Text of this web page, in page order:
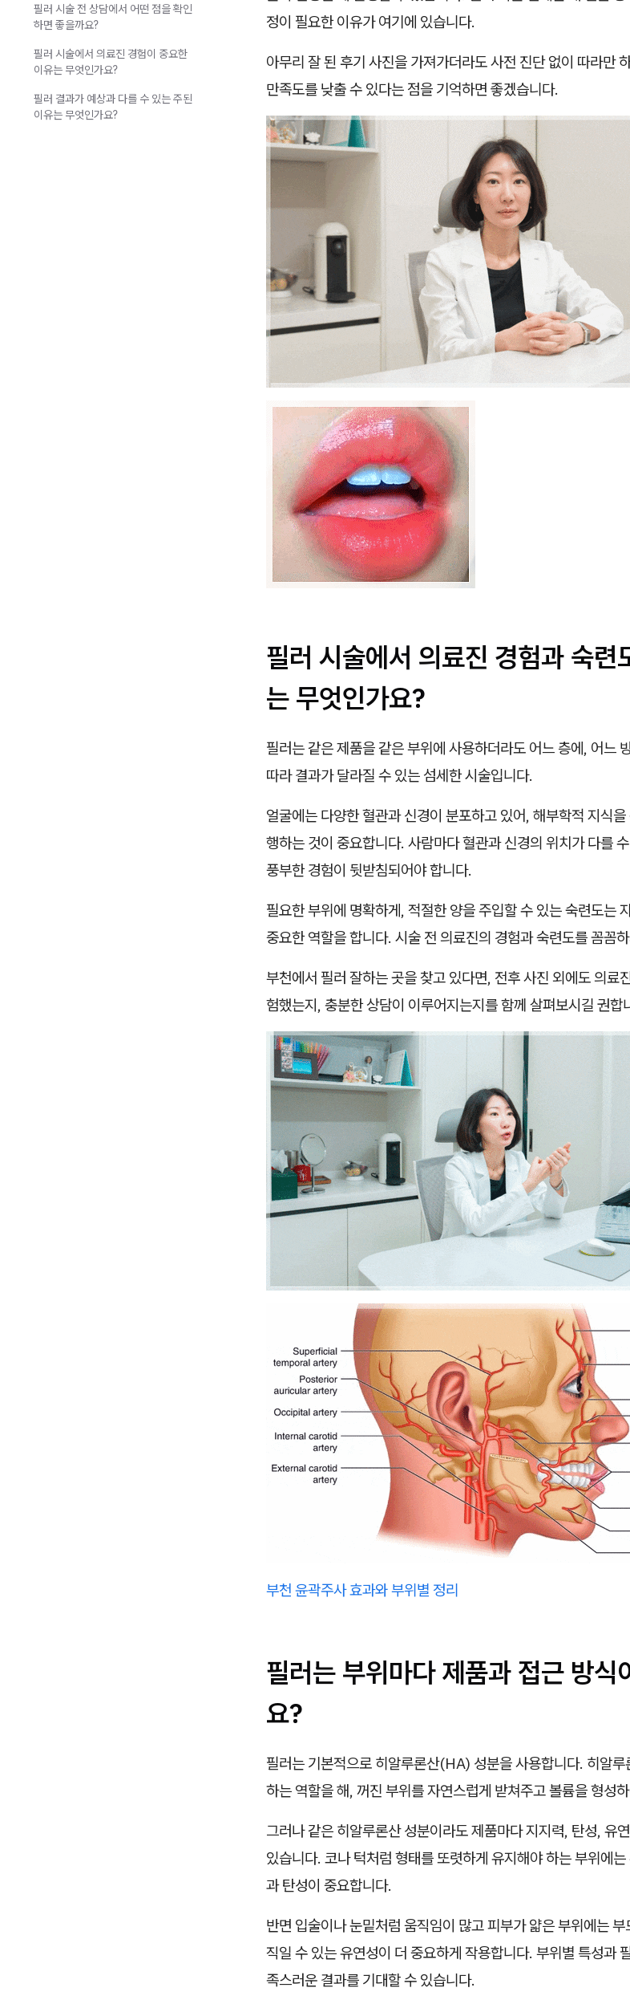
정이 필요한 이유가 여기에 있습니다.
아무리 잘 된 후기 사진을 가져가더라도 사전 진단 없이 따라만
만족도를 낮출 수 있다는 점을 기억하면 좋겠습니다.
필러 시술에서 의료진 경험과 숙련
는 무엇인가요?
필러는 같은 제품을 같은 부위에 사용하더라도 어느 층에, 어느
따라 결과가 달라질 수 있는 섬세한 시술입니다.
얼굴에는 다양한 혈관과 신경이 분포하고 있어, 해부학적 지식
행하는 것이 중요합니다. 사람마다 혈관과 신경의 위치가 다를
풍부한 경험이 뒷받침되어야 합니다.
필요한 부위에 명확하게, 적절한 양을 주입할 수 있는 숙련도는
중요한 역할을 합니다. 시술 전 의료진의 경험과 숙련도를 꼼꼼
부천에서 필러 잘하는 곳을 찾고 있다면, 전후 사진 외에도 의료
험했는지, 충분한 상담이 이루어지는지를 함께 살펴보시길 권합
부천 윤곽주사 효과와 부위별 정리
필러는 부위마다 제품과 접근 방식
요?
필러는 기본적으로 히알루론산(HA) 성분을 사용합니다. 히알루
하는 역할을 해, 꺼진 부위를 자연스럽게 받쳐주고 볼륨을 형성
그러나 같은 히알루론산 성분이라도 제품마다 지지력, 탄성, 유
있습니다. 코나 턱처럼 형태를 또렷하게 유지해야 하는 부위에
과 탄성이 중요합니다.
반면 입술이나 눈밑처럼 움직임이 많고 피부가 얇은 부위에는
직일 수 있는 유연성이 더 중요하게 작용합니다. 부위별 특성과
족스러운 결과를 기대할 수 있습니다.
필러 시술 전 상담에서 어떤 점을 확인
하면 좋을까요?
필러 시술에서 의료진 경험이 중요한
이유는 무엇인가요?
필러 결과가 예상과 다를 수 있는 주된
이유는 무엇인가요?